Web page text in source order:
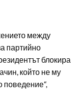
между
партийно
блокира
който не му
поведение“,